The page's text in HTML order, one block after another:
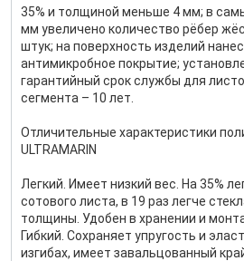
35% и толщиной меньше 4 мм; в
мм увеличено количество рёбер
штук; на поверхность изделий
антимикробное покрытие;
гарантийный срок службы для
сегмента – 10 лет.
Отличительные характеристики
ULTRAMARIN
Легкий. Имеет низкий вес. На 35%
сотового листа, в 19 раз легче
толщины. Удобен в хранении и
Гибкий. Сохраняет упругость и
изгибах, имеет завальцованный